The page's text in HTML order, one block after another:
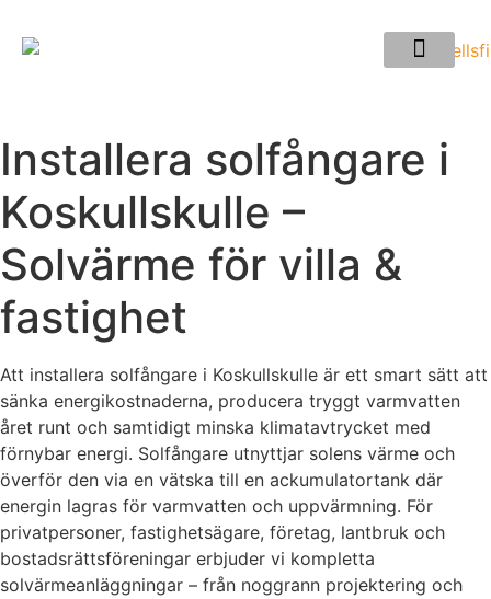
Installera solfångare i
Koskullskulle –
Solvärme för villa &
fastighet
Att installera solfångare i Koskullskulle är ett smart sätt att
sänka energikostnaderna, producera tryggt varmvatten
året runt och samtidigt minska klimatavtrycket med
förnybar energi. Solfångare utnyttjar solens värme och
överför den via en vätska till en ackumulatortank där
energin lagras för varmvatten och uppvärmning. För
privatpersoner, fastighetsägare, företag, lantbruk och
bostadsrättsföreningar erbjuder vi kompletta
solvärmeanläggningar – från noggrann projektering och